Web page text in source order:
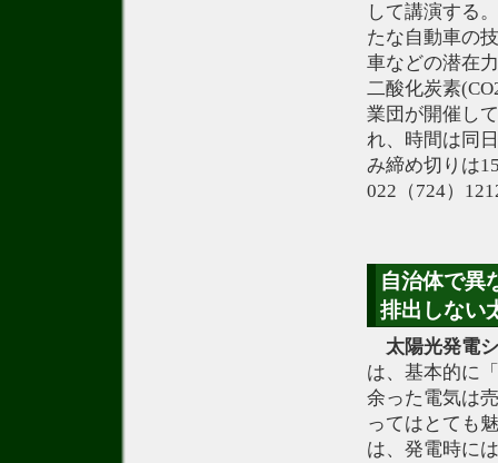
して講演する
たな自動車の
車などの潜在
二酸化炭素
業団が開催し
れ、時間は同
み締め切りは
022（724）
自治体で異
排出しない
太陽光発電
は、基本的に
余った電気は
ってはとても
は、発電時には